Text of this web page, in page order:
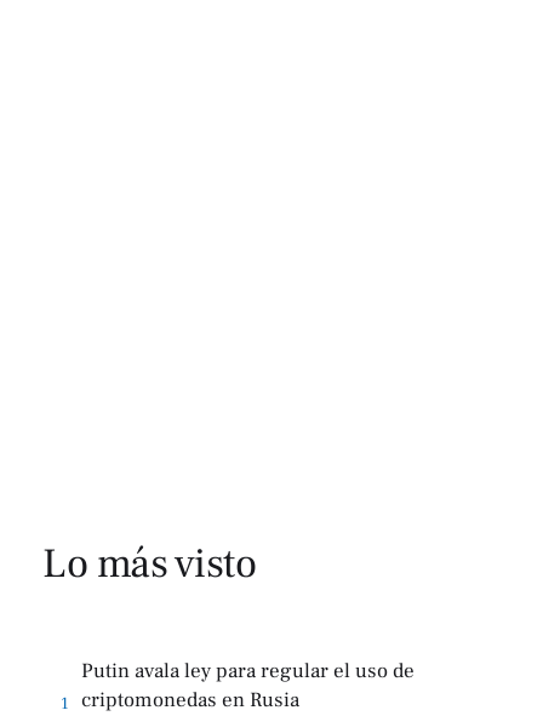
Lo más visto
1
Putin avala ley para regular el uso de
criptomonedas en Rusia